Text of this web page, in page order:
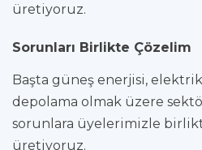
üretiyoruz.
Sorunları Birlikte Çözelim
Başta güneş enerjisi,
depolama olmak üzere
sorunlara üyelerimizle
üretiyoruz.